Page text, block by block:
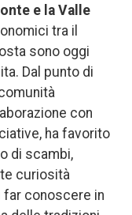
e la Valle
tra il
sono oggi
Dal punto di
con
ha favorito
di scambi,
curiosità
far conoscere in